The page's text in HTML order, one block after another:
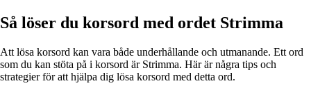
Så löser du korsord med ordet Strimma
Att lösa korsord kan vara både underhållande och utmanande. Ett ord
som du kan stöta på i korsord är Strimma. Här är några tips och
strategier för att hjälpa dig lösa korsord med detta ord.